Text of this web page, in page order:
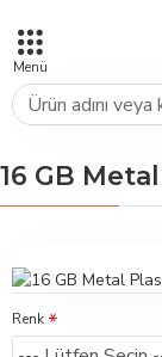
16 GB
Renk